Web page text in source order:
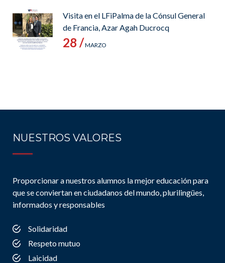
Visita en el LFiPalma de la Cónsul General
de Francia, Azar Agah Ducrocq
28 /MARZO
NUESTROS VALORES
Proporcionar a nuestros alumnos la mejor educación para
que se conviertan en ciudadanos del mundo, plurilingües,
informados y responsables
Solidaridad
Respeto mutuo
Laicidad